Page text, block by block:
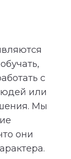
с
или
Мы
они